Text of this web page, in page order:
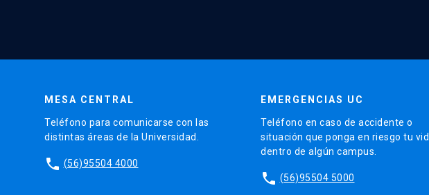
MESA CENTRAL
Teléfono para comunicarse con las
distintas áreas de la Universidad.
phone (56)95504 4000
EMERGENCIAS UC
Teléfono en caso de accidente o
situación que ponga en riesgo tu
dentro de algún campus.
phone (56)95504 5000